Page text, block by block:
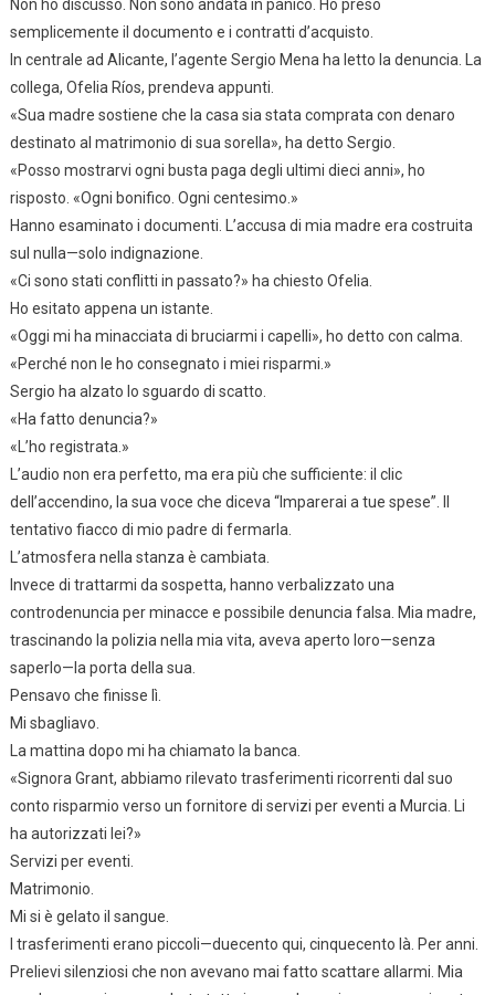
Non ho discusso. Non sono andata in panico. Ho preso
semplicemente il documento e i contratti d’acquisto.
In centrale ad Alicante, l’agente Sergio Mena ha letto la denuncia. La
collega, Ofelia Ríos, prendeva appunti.
«Sua madre sostiene che la casa sia stata comprata con denaro
destinato al matrimonio di sua sorella», ha detto Sergio.
«Posso mostrarvi ogni busta paga degli ultimi dieci anni», ho
risposto. «Ogni bonifico. Ogni centesimo.»
Hanno esaminato i documenti. L’accusa di mia madre era costruita
sul nulla—solo indignazione.
«Ci sono stati conflitti in passato?» ha chiesto Ofelia.
Ho esitato appena un istante.
«Oggi mi ha minacciata di bruciarmi i capelli», ho detto con calma.
«Perché non le ho consegnato i miei risparmi.»
Sergio ha alzato lo sguardo di scatto.
«Ha fatto denuncia?»
«L’ho registrata.»
L’audio non era perfetto, ma era più che sufficiente: il clic
dell’accendino, la sua voce che diceva “Imparerai a tue spese”. Il
tentativo fiacco di mio padre di fermarla.
L’atmosfera nella stanza è cambiata.
Invece di trattarmi da sospetta, hanno verbalizzato una
controdenuncia per minacce e possibile denuncia falsa. Mia madre,
trascinando la polizia nella mia vita, aveva aperto loro—senza
saperlo—la porta della sua.
Pensavo che finisse lì.
Mi sbagliavo.
La mattina dopo mi ha chiamato la banca.
«Signora Grant, abbiamo rilevato trasferimenti ricorrenti dal suo
conto risparmio verso un fornitore di servizi per eventi a Murcia. Li
ha autorizzati lei?»
Servizi per eventi.
Matrimonio.
Mi si è gelato il sangue.
I trasferimenti erano piccoli—duecento qui, cinquecento là. Per anni.
Prelievi silenziosi che non avevano mai fatto scattare allarmi. Mia